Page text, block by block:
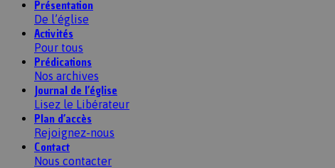
Présentation
De l’église
Activités
Pour tous
Prédications
Nos archives
Journal de l’église
Lisez le Libérateur
Plan d’accès
Rejoignez-nous
Contact
Nous contacter